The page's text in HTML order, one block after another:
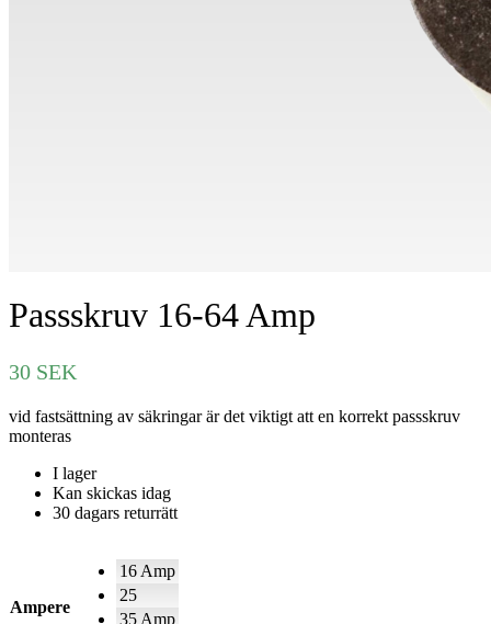
Passskruv 16-64 Amp
30 SEK
vid fastsättning av säkringar är det viktigt att en korrekt passskruv
monteras
I lager
Kan skickas idag
30 dagars returrätt
Ampere
16 Amp
25
35 Amp